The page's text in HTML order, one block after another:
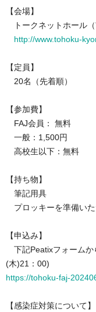
【会場】
トークネットホー
http://www.tohoku-
【定員】
20名（先着順）
【参加費】
FAJ会員： 無料
一般：1,500円
高校生以下：無料
【持ち物】
筆記用具
プロッキーを準備い
【申込み】
下記Peatixフォームか
(木)21：00)
https://tohoku-faj-
【感染症対策について】